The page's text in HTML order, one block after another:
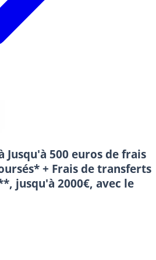
Jusqu'à 500 euros de frais
+ Frais de transferts
jusqu'à 2000€, avec le